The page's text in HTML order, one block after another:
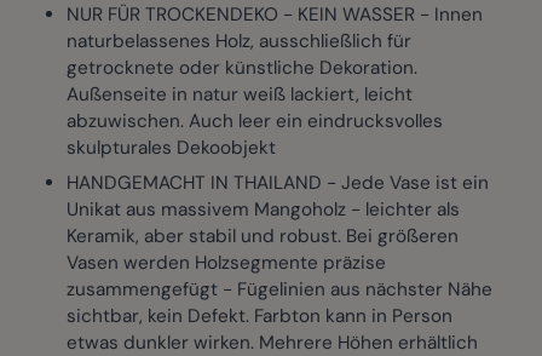
NUR FÜR TROCKENDEKO - KEIN WASSER - Innen
naturbelassenes Holz, ausschließlich für
getrocknete oder künstliche Dekoration.
Außenseite in natur weiß lackiert, leicht
abzuwischen. Auch leer ein eindrucksvolles
skulpturales Dekoobjekt
HANDGEMACHT IN THAILAND - Jede Vase ist ein
Unikat aus massivem Mangoholz - leichter als
Keramik, aber stabil und robust. Bei größeren
Vasen werden Holzsegmente präzise
zusammengefügt - Fügelinien aus nächster Nähe
sichtbar, kein Defekt. Farbton kann in Person
etwas dunkler wirken. Mehrere Höhen erhältlich